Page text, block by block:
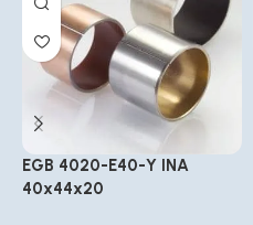
EGB 4020-E40-Y INA
40x44x20